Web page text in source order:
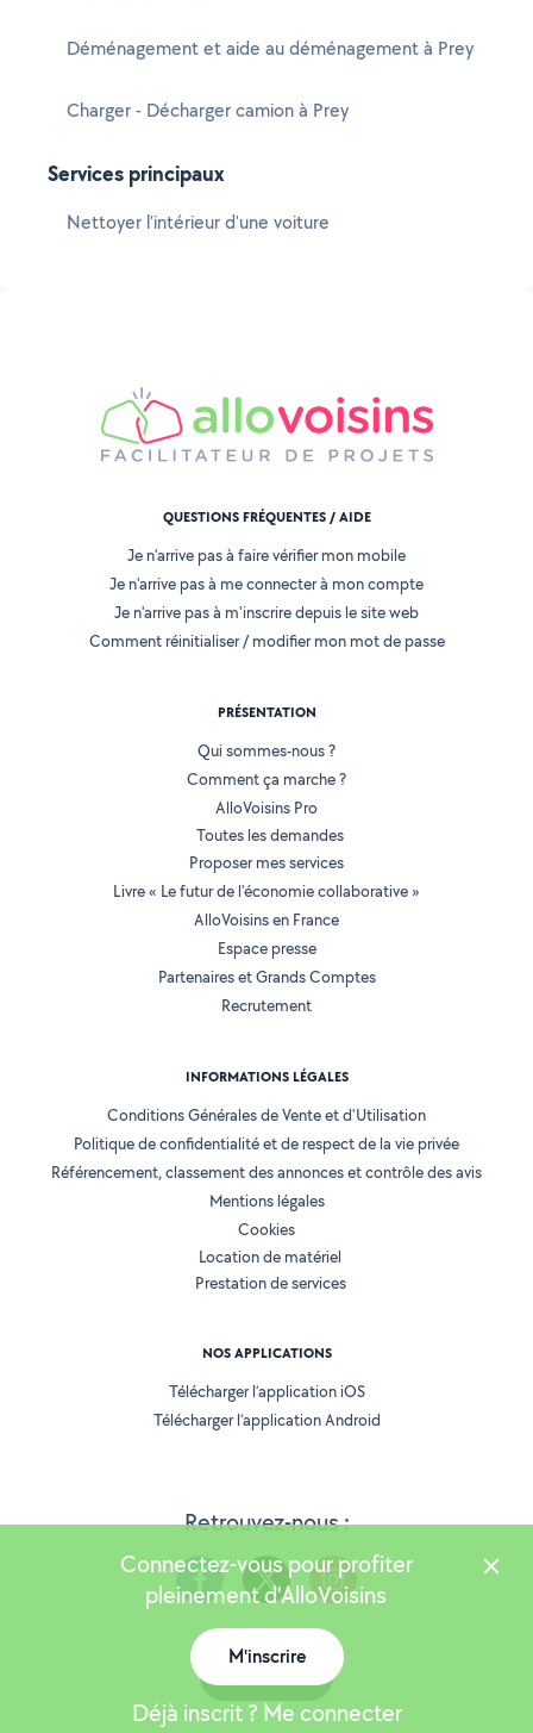
Déménagement et aide au déménagement à Prey
Charger - Décharger camion à Prey
Services principaux
Nettoyer l'intérieur d'une voiture
Retrouvez-nous :
QUESTIONS FRÉQUENTES / AIDE
Je n'arrive pas à faire vérifier mon mobile
Je n'arrive pas à me connecter à mon compte
Je n'arrive pas à m'inscrire depuis le site web
Comment réinitialiser / modifier mon mot de passe
PRÉSENTATION
Qui sommes-nous ?
Comment ça marche ?
AlloVoisins Pro
Toutes les demandes
Proposer mes services
Livre « Le futur de l'économie collaborative »
AlloVoisins en France
Espace presse
Partenaires et Grands Comptes
Recrutement
INFORMATIONS LÉGALES
Conditions Générales de Vente et d'Utilisation
Politique de confidentialité et de respect de la vie privée
Référencement, classement des annonces et contrôle des avis
Mentions légales
Cookies
Location de matériel
Prestation de services
NOS APPLICATIONS
Télécharger l’application iOS
Télécharger l’application Android
Version 25.5.3
Connectez-vous pour profiter
pleinement d'AlloVoisins
M'inscrire
Déjà inscrit ? Me connecter